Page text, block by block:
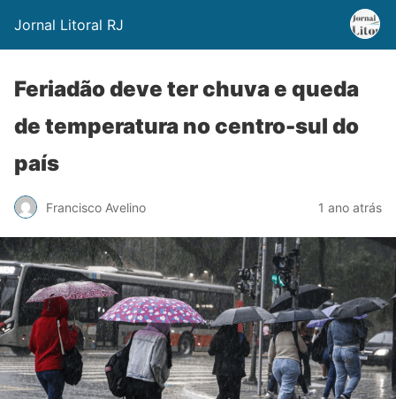
Jornal Litoral RJ
Feriadão deve ter chuva e queda
de temperatura no centro-sul do
país
Francisco Avelino 1 ano atrás